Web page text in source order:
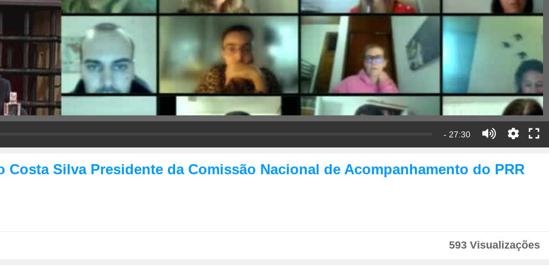
- 27:30
Silva Presidente da Comissão Nacional de Acompanhamento do PRR
593 Visualizações